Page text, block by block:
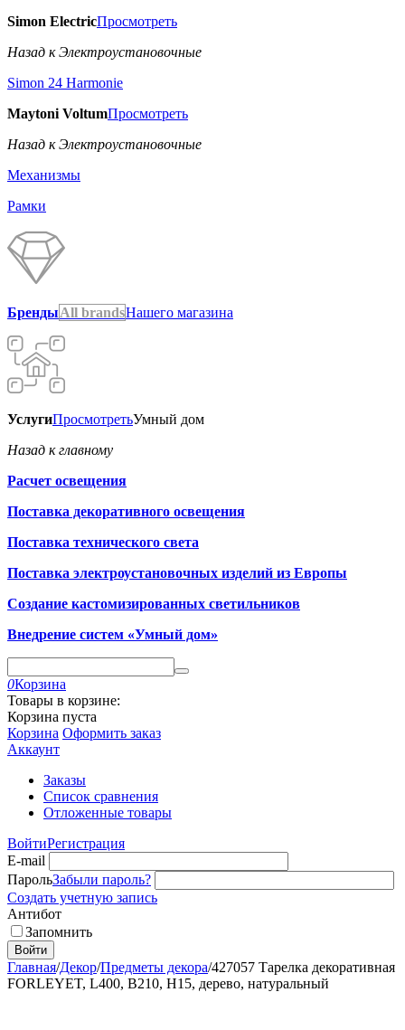
Simon ElectricПросмотреть
Назад к Электроустановочные
Simon 24 Harmonie
Maytoni VoltumПросмотреть
Назад к Электроустановочные
Механизмы
Рамки
БрендыAll brandsНашего магазина
УслугиПросмотретьУмный дом
Назад к главному
Расчет освещения
Поставка декоративного освещения
Поставка технического света
Поставка электроустановочных изделий из Европы
Создание кастомизированных светильников
Внедрение систем «Умный дом»
0Корзина
Товары в корзине:
Корзина пуста
Корзина Оформить заказ
Аккаунт
Заказы
Список сравнения
Отложенные товары
ВойтиРегистрация
E-mail
ПарольЗабыли пароль?
Создать учетную запись
Антибот
Запомнить
Войти
Главная/Декор/Предметы декора/427057 Тарелка декоративная
FORLEYET, L400, B210, H15, дерево, натуральный